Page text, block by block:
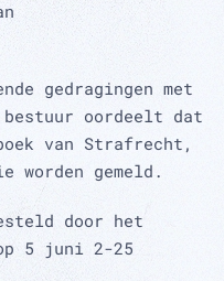
gedragingen met
bestuur oordeelt dat
van Strafrecht,
gemeld.
door het
5 juni 2-25